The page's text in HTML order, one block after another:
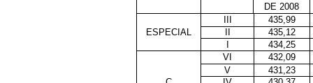
DE 2008
435,99
ESPECIAL
435,12
434,25
VI
432,09
V
431,23